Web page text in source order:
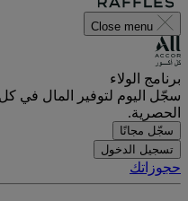
Close menu
برنامج الولاء
سجّل اليوم لتوفير المال في كل
الحصرية.
سجّل مجانًا
تسجيل الدخول
حجوزاتك